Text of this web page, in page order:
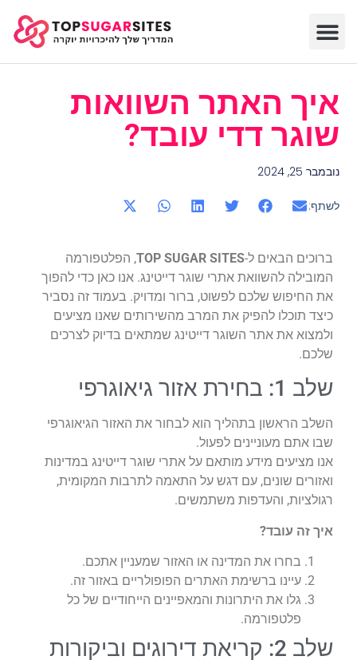
איך האתר השוואות
שוגר דדי עובד?
נובמבר 25, 2024
לשתף:
ברוכים הבאים ל-TOP SUGAR SITES, הפלטפורמה
המובילה להשוואת אתרי שוגר דייטינג. אנו כאן כדי להפוך
את החיפוש שלכם לפשוט, ברור ומדויק. בעמוד זה נסביר
כיצד תוכלו להפיק את המרב מהשירותים שאנו מציעים
ולמצוא את אתר השוגר דייטינג שמתאים בדיוק לצרכים
שלכם.
שלב 1: בחירת אזור גיאוגרפי
השלב הראשון בתהליך הוא לבחור את האזור הגיאוגרפי
שבו אתם מעוניינים לפעול.
אנו מציעים מידע מותאם על אתרי שוגר דייטינג במדינות
ואזורים שונים, עם דגש על התאמה לתרבות המקומית,
רגולציות, והעדפות משתמשים.
איך זה עובד?
בחרו את המדינה או האזור שמעניין אתכם.
עיינו ברשימת האתרים הפופולריים באזור זה.
גלו את היתרונות והמאפיינים הייחודיים של כל
פלטפורמה.
שלב 2: קריאת דירוגים וביקורות